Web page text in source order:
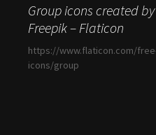
Group icons created by
Freepik – Flaticon
https://www.flaticon.com/
icons/group